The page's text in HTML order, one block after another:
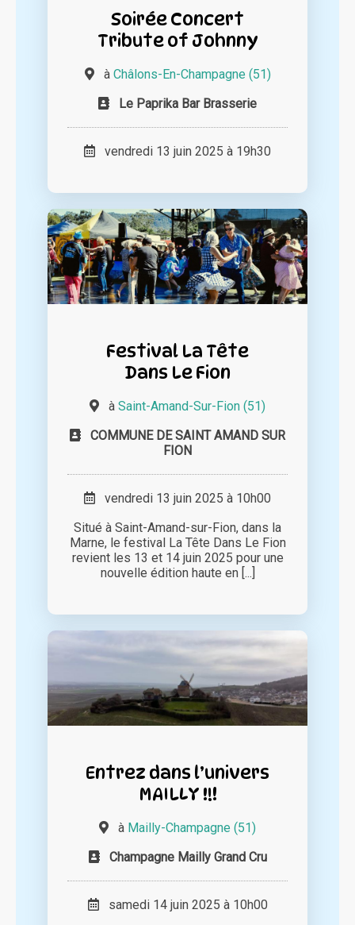
Soirée Concert
Tribute of Johnny
à Châlons-En-Champagne (51)
Le Paprika Bar Brasserie
vendredi 13 juin 2025 à 19h30
Festival La Tête
Dans Le Fion
à Saint-Amand-Sur-Fion (51)
COMMUNE DE SAINT AMAND SUR
FION
vendredi 13 juin 2025 à 10h00
Situé à Saint-Amand-sur-Fion, dans la
Marne, le festival La Tête Dans Le Fion
revient les 13 et 14 juin 2025 pour une
nouvelle édition haute en [...]
Entrez dans l’univers
MAILLY !!!
à Mailly-Champagne (51)
Champagne Mailly Grand Cru
samedi 14 juin 2025 à 10h00